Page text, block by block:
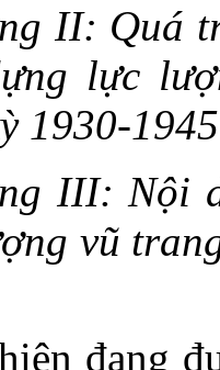
II: Quá
lực
1930-1945
III: Nội
vũ
đang